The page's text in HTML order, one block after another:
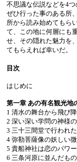
不思議な伝説などを4つ
ぜひ行った事のある所
所から読み始めてもら
て、この地に何層にも
せ、その隠れた魅力を
てもらえれば幸いだ。
目次
はじめに
第一章 あの有名観光地
1 清水の舞台から飛び
2 深い深い学問の神様
3 三十三間堂で行われ
4 弥勒菩薩像の妖しい
5 貴船神社は恋のパワ
6 三条河原に並んだも